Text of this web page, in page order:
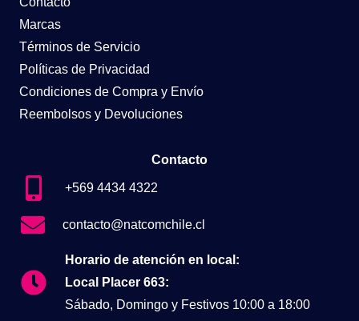
Marcas
Términos de Servicio
Políticas de Privacidad
Condiciones de Compra y Envío
Reembolsos y Devoluciones
Contacto
+569 4434 4322
contacto@natcomchile.cl
Horario de atención en local:
Local Placer 663:
Sábado, Domingo y Festivos 10:00 a 18:00